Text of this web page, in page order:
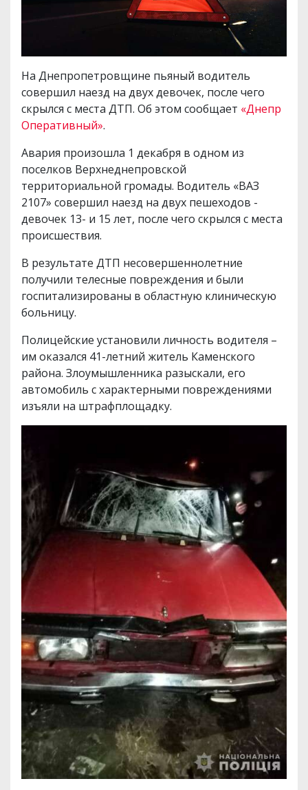
На Днепропетровщине пьяный водитель
совершил наезд на двух девочек, после чего
скрылся с места ДТП. Об этом сообщает «Днепр
Оперативный».
Авария произошла 1 декабря в одном из
поселков Верхнеднепровской
территориальной громады. Водитель «ВАЗ
2107» совершил наезд на двух пешеходов -
девочек 13- и 15 лет, после чего скрылся с места
происшествия.
В результате ДТП несовершеннолетние
получили телесные повреждения и были
госпитализированы в областную клиническую
больницу.
Полицейские установили личность водителя –
им оказался 41-летний житель Каменского
района. Злоумышленника разыскали, его
автомобиль с характерными повреждениями
изъяли на штрафплощадку.